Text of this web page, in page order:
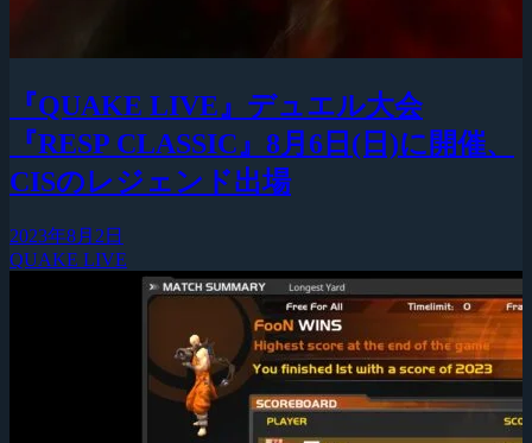
『QUAKE LIVE』デュエル大会
『RESP CLASSIC』8月6日(日)に開催、
CISのレジェンド出場
2023年8月2日
QUAKE LIVE